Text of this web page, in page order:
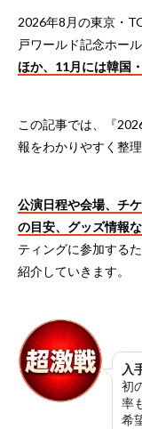
2026年8月の東京・
戸ワールド記念ホー
ほか、11月には韓国
この記事では、『
報をわかりやすく整理
公演日程や会場、チ
の目安、グッズ情報
ティングに参加する
紹介していきます。
入
初
率
希